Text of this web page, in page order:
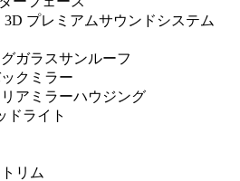
プレミアムサウンドシステム
ガラスサンルーフ
クミラー
アミラーハウジング
ドライト
リム